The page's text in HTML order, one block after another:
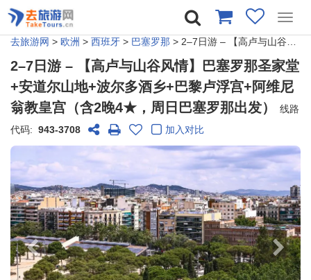
去旅游网 > 欧洲 > 西班牙 > 巴塞罗那 > 2–7日游 – 【高卢与山谷风情】巴塞罗那圣家堂+安道尔山地+波尔多酒乡+巴黎卢浮宫+阿维尼翁教皇宫（含2晚4★，周日巴塞罗那出发）
2–7日游 – 【高卢与山谷风情】巴塞罗那圣家堂
+安道尔山地+波尔多酒乡+巴黎卢浮宫+阿维尼
翁教皇宫（含2晚4★，周日巴塞罗那出发）
线路
代码: 943-3708 加入对比